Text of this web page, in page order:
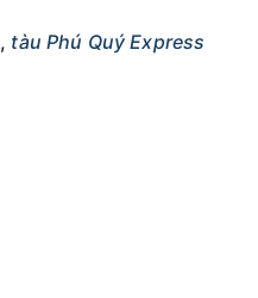
, tàu Phú Quý Express